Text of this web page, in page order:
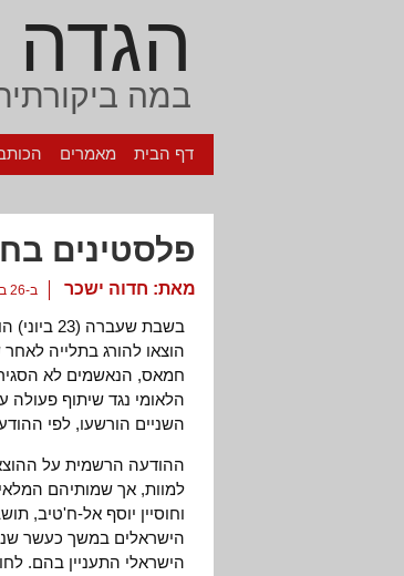
במה
דף הבית מאמרים
פלסטינים
מאת: חדוה ישכר ב-26 ביוני, 2013
בשבת
הוצאו להורג בתלייה
חמאס, הנאשמים לא
הלאומי נגד שיתוף
השניים הורשעו, לפי
ההודעה הרשמית על
הישראלים במשך כעשר
הישראלי התעניין בהם.